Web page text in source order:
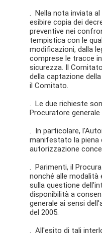
. Nella nota inviata
esibire copia dei
preventive nei
tempistica con le
modificazioni, dalla
comprese le tracce
sicurezza. Il
della captazione
il Comitato.
. Le due richieste
Procuratore
. In particolare,
manifestato la piena
autorizzazione
. Parimenti, il
nonché alle
sulla questione
disponibilità a
generale ai sensi
del 2005.
. All'esito di tali